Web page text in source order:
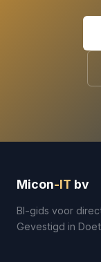
Micon-IT bv
BI-gids voor
Gevestigd in